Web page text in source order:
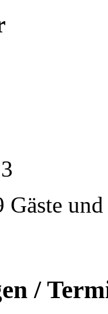
/